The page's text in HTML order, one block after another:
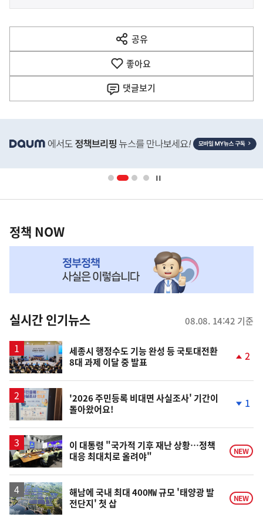
전
다
음
사
공유
열
기
좋아요
댓글보기
단
영
책
NOW,
뉴
스
정책 NOW
실시간 인기뉴스 08.08. 14:42 기준
세종시 행정수도 기능 완성 등 국토대전환
8대 과제 이달 중 발표
상
2
'2026 주민등록 비대면 사실조사' 기간이
돌아왔어요!
하
락
1
이 대통령 "국가적 기후 재난 상황…정책
대응 최대치로 올려야"
NEW
해남에 국내 최대 400㎿ 규모 '태양광 발
전단지' 첫 삽
NEW